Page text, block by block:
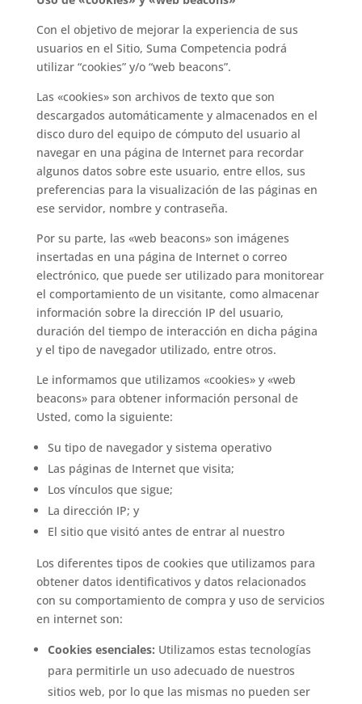
Con el objetivo de mejorar la experiencia de sus
usuarios en el Sitio, Suma Competencia podrá
utilizar “cookies” y/o “web beacons”.
Las «cookies» son archivos de texto que son
descargados automáticamente y almacenados en el
disco duro del equipo de cómputo del usuario al
navegar en una página de Internet para recordar
algunos datos sobre este usuario, entre ellos, sus
preferencias para la visualización de las páginas en
ese servidor, nombre y contraseña.
Por su parte, las «web beacons» son imágenes
insertadas en una página de Internet o correo
electrónico, que puede ser utilizado para monitorear
el comportamiento de un visitante, como almacenar
información sobre la dirección IP del usuario,
duración del tiempo de interacción en dicha página
y el tipo de navegador utilizado, entre otros.
Le informamos que utilizamos «cookies» y «web
beacons» para obtener información personal de
Usted, como la siguiente:
Su tipo de navegador y sistema operativo
Las páginas de Internet que visita;
Los vínculos que sigue;
La dirección IP; y
El sitio que visitó antes de entrar al nuestro
Los diferentes tipos de cookies que utilizamos para
obtener datos identificativos y datos relacionados
con su comportamiento de compra y uso de servicios
en internet son:
Cookies esenciales: Utilizamos estas tecnologías
para permitirle un uso adecuado de nuestros
sitios web, por lo que las mismas no pueden ser